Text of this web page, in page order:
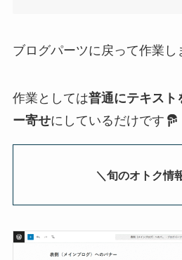
ブログパーツに戻って作業し
作業としては普通にテキスト
ー寄せにしているだけです
＼旬のオトク情